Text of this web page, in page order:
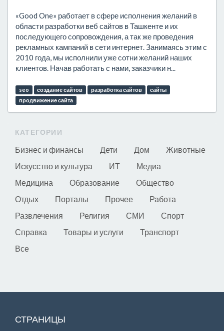
«Good One» работает в сфере исполнения желаний в
области разработки веб сайтов в Ташкенте и их
последующего сопровождения, а так же проведения
рекламных кампаний в сети интернет. Занимаясь этим с
2010 года, мы исполнили уже сотни желаний наших
клиентов. Начав работать с нами, заказчики н...
seo создание сайтов разработка сайтов
сайты
продвижение сайта
КАТЕГОРИИ
Бизнес и финансы Дети Дом
Животные
Искусство и культура
ИТ
Медиа
Медицина
Образование
Общество
Отдых
Порталы Прочее
Работа
Развлечения
Религия СМИ
Спорт
Справка
Товары и услуги
Транспорт
Все
СТРАНИЦЫ